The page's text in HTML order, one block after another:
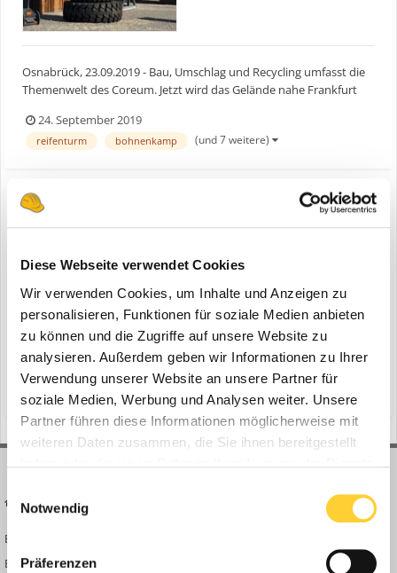
Diese Webseite verwendet Cookies
Wir verwenden Cookies, um Inhalte und Anzeigen zu
personalisieren, Funktionen für soziale Medien anbieten
zu können und die Zugriffe auf unsere Website zu
analysieren. Außerdem geben wir Informationen zu Ihrer
Verwendung unserer Website an unsere Partner für
soziale Medien, Werbung und Analysen weiter. Unsere
Partner führen diese Informationen möglicherweise mit
weiteren Daten zusammen, die Sie ihnen bereitgestellt
Notwendig
Präferenzen
Osnabrück, 23.09.2019 - Bau, Umschlag und Recycling umfasst die
Themenwelt des Coreum. Jetzt wird das Gelände nahe Frankfurt
Oktober präsentiert Bohnenkamp dort sein großes
Reifensortiment für Nutzfahrzeuge. Der Fokus liegt auf der
24. September 2019
reifenturm bohnenkamp (und 7 weitere)
ein Thema erstellte Bauforum24 inNews aus der
Baumaschinen Industrie
Osnabrück, 23.09.2019 - Bau, Umschlag und Recycling umfasst die
Themenwelt des Coreum. Jetzt wird das Gelände nahe Frankfurt
am Main um ein paar runde Attraktionen reicher. Ab Anfang
Oktober präsentiert Bohnenkamp dort sein großes
Reifensortiment für Nutzfahrzeuge. Der Fokus liegt auf der
Exklusivma...
24. September 2019
ausstellungsfläche (und 7 weitere)
BAUFORUM24
Bauforum24 News
Bauforum24 TV